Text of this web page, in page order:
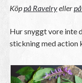
Köppå Ravelryeller
Hur snyggt vore inte
stickning med action